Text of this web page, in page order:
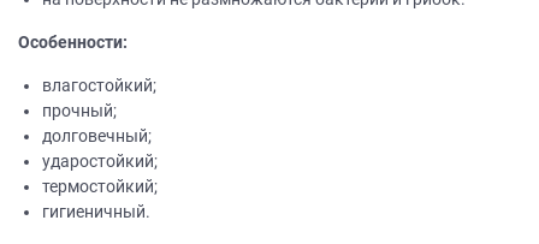
Особенности:
влагостойкий;
прочный;
долговечный;
ударостойкий;
термостойкий;
гигиеничный.